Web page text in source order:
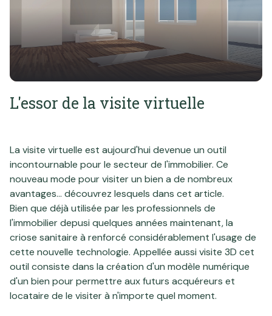
Local
professionnel
ou
commercial
vendus
ou
commercial
agence
Avis
Contact
L'essor de la visite virtuelle
La visite virtuelle est aujourd'hui devenue un outil
incontournable pour le secteur de l'immobilier. Ce
nouveau mode pour visiter un bien a de nombreux
avantages... découvrez lesquels dans cet article.
Bien que déjà utilisée par les professionnels de
l'immobilier depusi quelques années maintenant, la
criose sanitaire à renforcé considérablement l'usage de
cette nouvelle technologie. Appellée aussi visite 3D cet
outil consiste dans la création d'un modèle numérique
d'un bien pour permettre aux futurs acquéreurs et
locataire de le visiter à n'importe quel moment.